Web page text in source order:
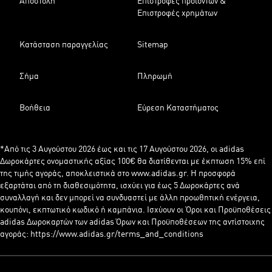
Επιστροφές χρημάτων
Κατάσταση παραγγελίας Sitemap
Σήμα Πληρωμή
Βοήθεια Εύρεση Καταστήματος
*Από τις 3 Αυγούστου 2026 έως και τις 17 Αυγούστου 2026, οι adidas
Δωροκάρτες ονομαστικής αξίας 100€ θα διατίθενται με έκπτωση 15% επί
της τιμής αγοράς, αποκλειστικά στο www.adidas.gr. Η προσφορά
εξαρτάται από τη διαθεσιμότητα, ισχύει για έως 5 Δωροκάρτες ανά
συναλλαγή και δεν μπορεί να συνδυαστεί με άλλη προωθητική ενέργεια,
κουπόνι, εκπτωτικό κωδικό ή καμπάνια. Ισχύουν οι Όροι και Προϋποθέσεις
adidas Δωροκαρτών των adidas Όρων και Προϋποθέσεων της αντίστοιχης
αγοράς: https://www.adidas.gr/terms_and_conditions